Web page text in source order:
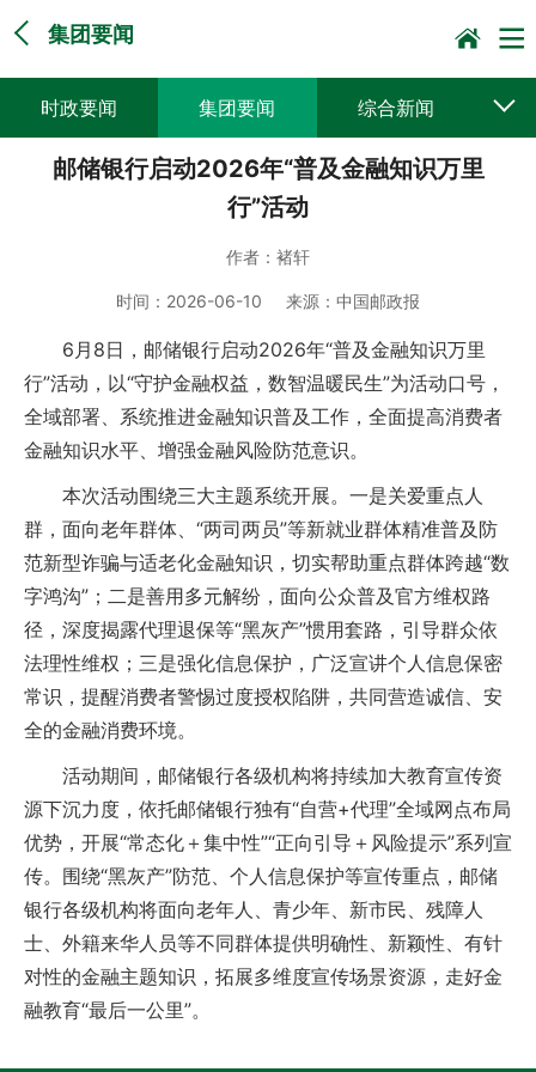
集团要闻
时政要闻 集团要闻 综合新闻
媒体聚焦 党建动态 普遍服务
邮储银行启动2026年“普及金融知识万里
行”活动
作者： 褚轩
时间： 2026-06-10 来源： 中国邮政报
6月8日，邮储银行启动2026年“普及金融知识万里
行”活动，以“守护金融权益，数智温暖民生”为活动口号，
全域部署、系统推进金融知识普及工作，全面提高消费者
金融知识水平、增强金融风险防范意识。
本次活动围绕三大主题系统开展。一是关爱重点人
群，面向老年群体、“两司两员”等新就业群体精准普及防
范新型诈骗与适老化金融知识，切实帮助重点群体跨越“数
字鸿沟”；二是善用多元解纷，面向公众普及官方维权路
径，深度揭露代理退保等“黑灰产”惯用套路，引导群众依
法理性维权；三是强化信息保护，广泛宣讲个人信息保密
常识，提醒消费者警惕过度授权陷阱，共同营造诚信、安
全的金融消费环境。
活动期间，邮储银行各级机构将持续加大教育宣传资
源下沉力度，依托邮储银行独有“自营+代理”全域网点布局
优势，开展“常态化＋集中性”“正向引导＋风险提示”系列宣
传。围绕“黑灰产”防范、个人信息保护等宣传重点，邮储
银行各级机构将面向老年人、青少年、新市民、残障人
士、外籍来华人员等不同群体提供明确性、新颖性、有针
对性的金融主题知识，拓展多维度宣传场景资源，走好金
融教育“最后一公里”。